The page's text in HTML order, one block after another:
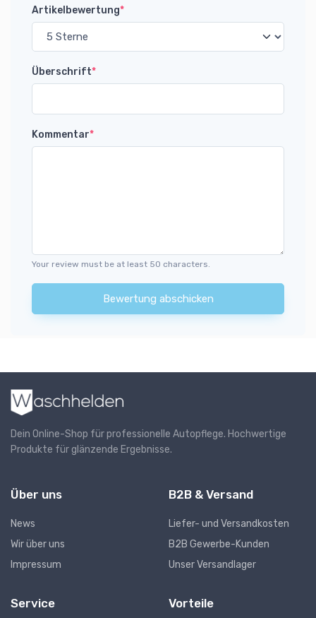
Artikelbewertung*
Überschrift*
Kommentar*
Your review must be at least 50 characters.
Bewertung abschicken
Dein Online-Shop für professionelle Autopflege. Hochwertige
Produkte für glänzende Ergebnisse.
Über uns
News
Wir über uns
Impressum
B2B & Versand
Liefer- und Versandkosten
B2B Gewerbe-Kunden
Unser Versandlager
Service Vorteile